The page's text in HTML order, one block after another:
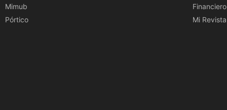
Mimub
Pórtico
Financiero
Mi Revista